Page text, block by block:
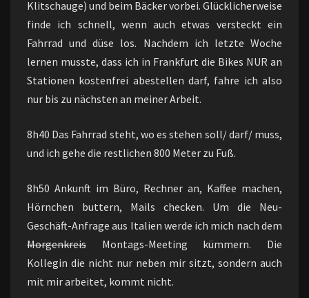
Klitschauge) und beim Bäcker vorbei. Glücklicherweise
finde ich schnell, wenn auch etwas versteckt ein
Fahrrad und düse los. Nachdem ich letzte Woche
lernen musste, dass ich in Frankfurt die Bikes NUR an
Stationen kostenfrei abestellen darf, fahre ich also
nur bis zu nächsten an meiner Arbeit.
8h40 Das Fahrrad steht, wo es stehen soll/ darf/ muss,
und ich gehe die restlichen 800 Meter zu Fuß.
8h50 Ankunft im Büro, Rechner an, Kaffee machen,
Hörnchen buttern, Mails checken. Um die Neu-
Geschäft-Anfrage aus Italien werde ich mich nach dem
Morgenkreis Montags-Meeting kümmern. Die
Kollegin die nicht nur neben mir sitzt, sondern auch
mit mir arbeitet, kommt nicht.